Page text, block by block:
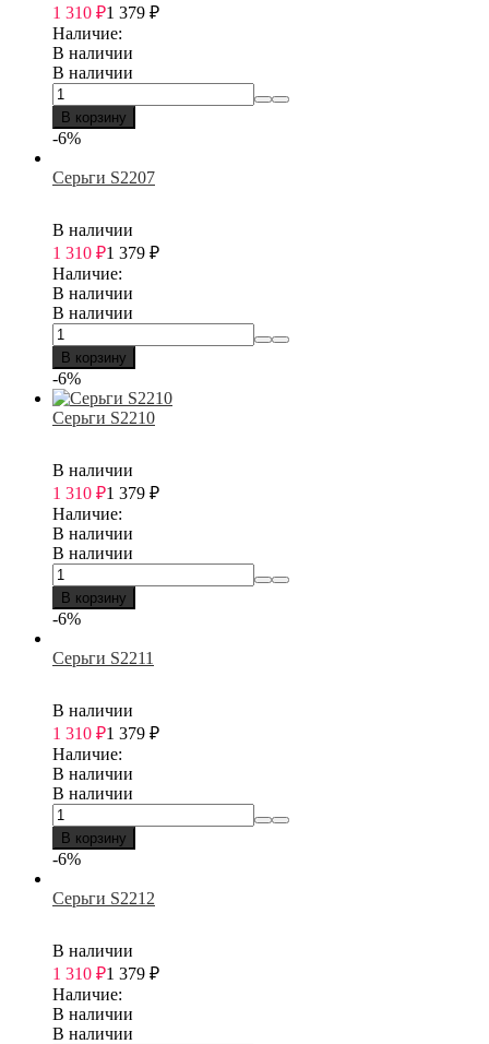
1 310 ₽1 379 ₽
Наличие:
В наличии
В наличии
В корзину
-6%
Серьги S2207
В наличии
1 310 ₽1 379 ₽
Наличие:
В наличии
В наличии
В корзину
-6%
Серьги S2210
В наличии
1 310 ₽1 379 ₽
Наличие:
В наличии
В наличии
В корзину
-6%
Серьги S2211
В наличии
1 310 ₽1 379 ₽
Наличие:
В наличии
В наличии
В корзину
-6%
Серьги S2212
В наличии
1 310 ₽1 379 ₽
Наличие:
В наличии
В наличии